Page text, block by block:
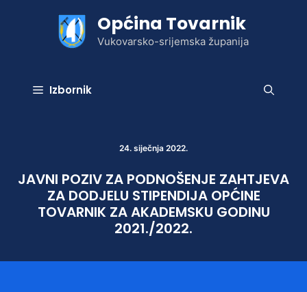
Općina Tovarnik
Vukovarsko-srijemska županija
Izbornik
24. siječnja 2022.
JAVNI POZIV ZA PODNOŠENJE ZAHTJEVA
ZA DODJELU STIPENDIJA OPĆINE
TOVARNIK ZA AKADEMSKU GODINU
2021./2022.